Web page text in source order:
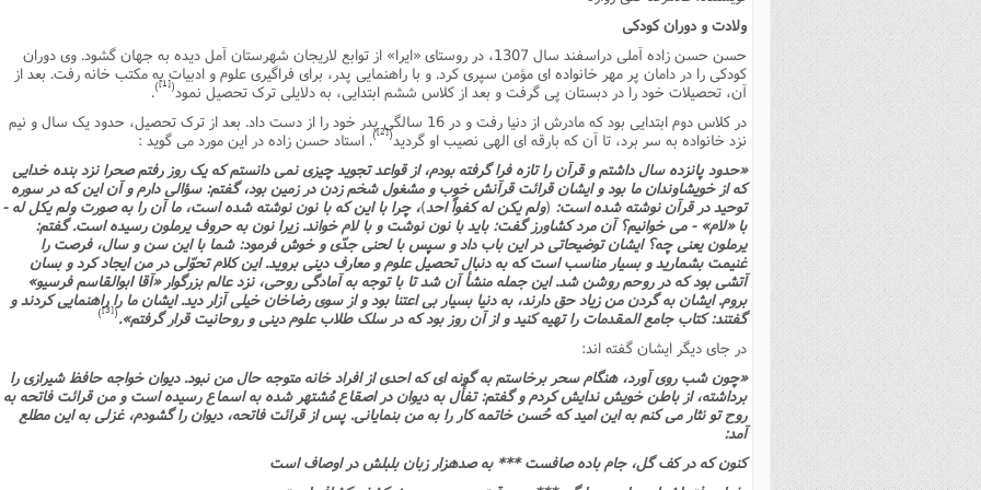
شماره دوم فصل نامه تربیت تبلیغی
شماره سوم و چهارم فصل نامه تربیت تبلیغی
شماره پنج و شش فصل نامه تربیت تبلیغی
شماره اول فصل نامه مطالعات معنوی
شماره دوم فصل نامه مطالعات معنوی
شماره سوم فصل نامه مطالعات معنوی
شماره چهارم و پنجم فصل نامه مطالعات معنوی
شماره ششم فصل نامه مطالعات معنوی
شماره هشتم و نهم فصل‌نامه مطالعات معنوی
شماره دهم فصل‌نامه مطالعات معنوی
علوم تربیتی
آئین دوست یابی
خانواده
ولادت و دوران کودکى
حسن حسن زاده آملى دراسفند سال 1307، در روستاى «ایرا» از توابع لاریجان شهرستان آمل دیده به جهان گشود. وى دوران
کودکى را در دامان پر مهر خانواده اى مؤمن سپرى کرد. و با راهنمایى پدر، براى فراگیرى علوم و ادبیات به مکتب خانه رفت. بعد از
آن، تحصیلات خود را در دبستان پى گرفت و بعد از کلاس ششم ابتدایى، به دلایلى ترک تحصیل نمود(
[1]
)
.
در کلاس دوم ابتدایى بود که مادرش از دنیا رفت و در 16 سالگى پدر خود را از دست داد. بعد از ترک تحصیل، حدود یک سال و نیم
نزد خانواده به سر برد، تا آن که بارقه اى الهى نصیب او گردید(
[2]
). استاد حسن زاده در این مورد مى گوید :
«حدود پانزده سال داشتم و قرآن را تازه فرا گرفته بودم، از قواعد تجوید چیزى نمى دانستم که یک روز رفتم صحرا نزد بنده خدایى
که از خویشاوندان ما بود و ایشان قرائت قرآنش خوب و مشغول شخم زدن در زمین بود، گفتم: سؤالى دارم و آن این که در سوره
توحید در قرآن نوشته شده است: (ولم یکن له کفواً احد)، چرا با این که با نون نوشته شده است، ما آن را به صورت ولم یکل له -
با «لام» - مى خوانیم؟ آن مرد کشاورز گفت: باید با نون نوشت و با لام خواند. زیرا نون به حروف یرملون رسیده است. گفتم:
یرملون یعنى چه؟ ایشان توضیحاتى در این باب داد و سپس با لحنى جدّى و خوش فرمود: شما با این سن و سال، فرصت را
غنیمت بشمارید و بسیار مناسب است که به دنبال تحصیل علوم و معارف دینى بروید. این کلام تحوّلى در من ایجاد کرد و بسان
آتشى بود که در روحم روشن شد. این جمله منشأ آن شد تا با توجه به آمادگى روحى، نزد عالم بزرگوار «آقا ابوالقاسم فرسیو»
بروم. ایشان به گردن من زیاد حق دارند، به دنیا بسیار بى اعتنا بود و از سوى رضاخان خیلى آزار دید. ایشان ما را راهنمایى کردند و
گفتند: کتاب جامع المقدمات را تهیه کنید و از آن روز بود که در سلک طلاب علوم دینى و روحانیت قرار گرفتم».(
[3]
)
در جاى دیگر ایشان گفته اند:
«چون شب روى آورد، هنگام سحر برخاستم به گونه اى که احدى از افراد خانه متوجه حال من نبود. دیوان خواجه حافظ شیرازى را
برداشته، از باطن خویش ندایش کردم و گفتم: تفأّل به دیوان در اصقاع مُشتهر شده به اسماع رسیده است و من قرائت فاتحه به
روح تو نثار مى کنم به این امید که حُسن خاتمه کار را به من بنمایانى. پس از قرائت فاتحه، دیوان را گشودم، غزلى به این مطلع
آمد:
کنون که در کف گل، جام باده صافست *** به صدهزار زبان بلبلش در اوصاف است